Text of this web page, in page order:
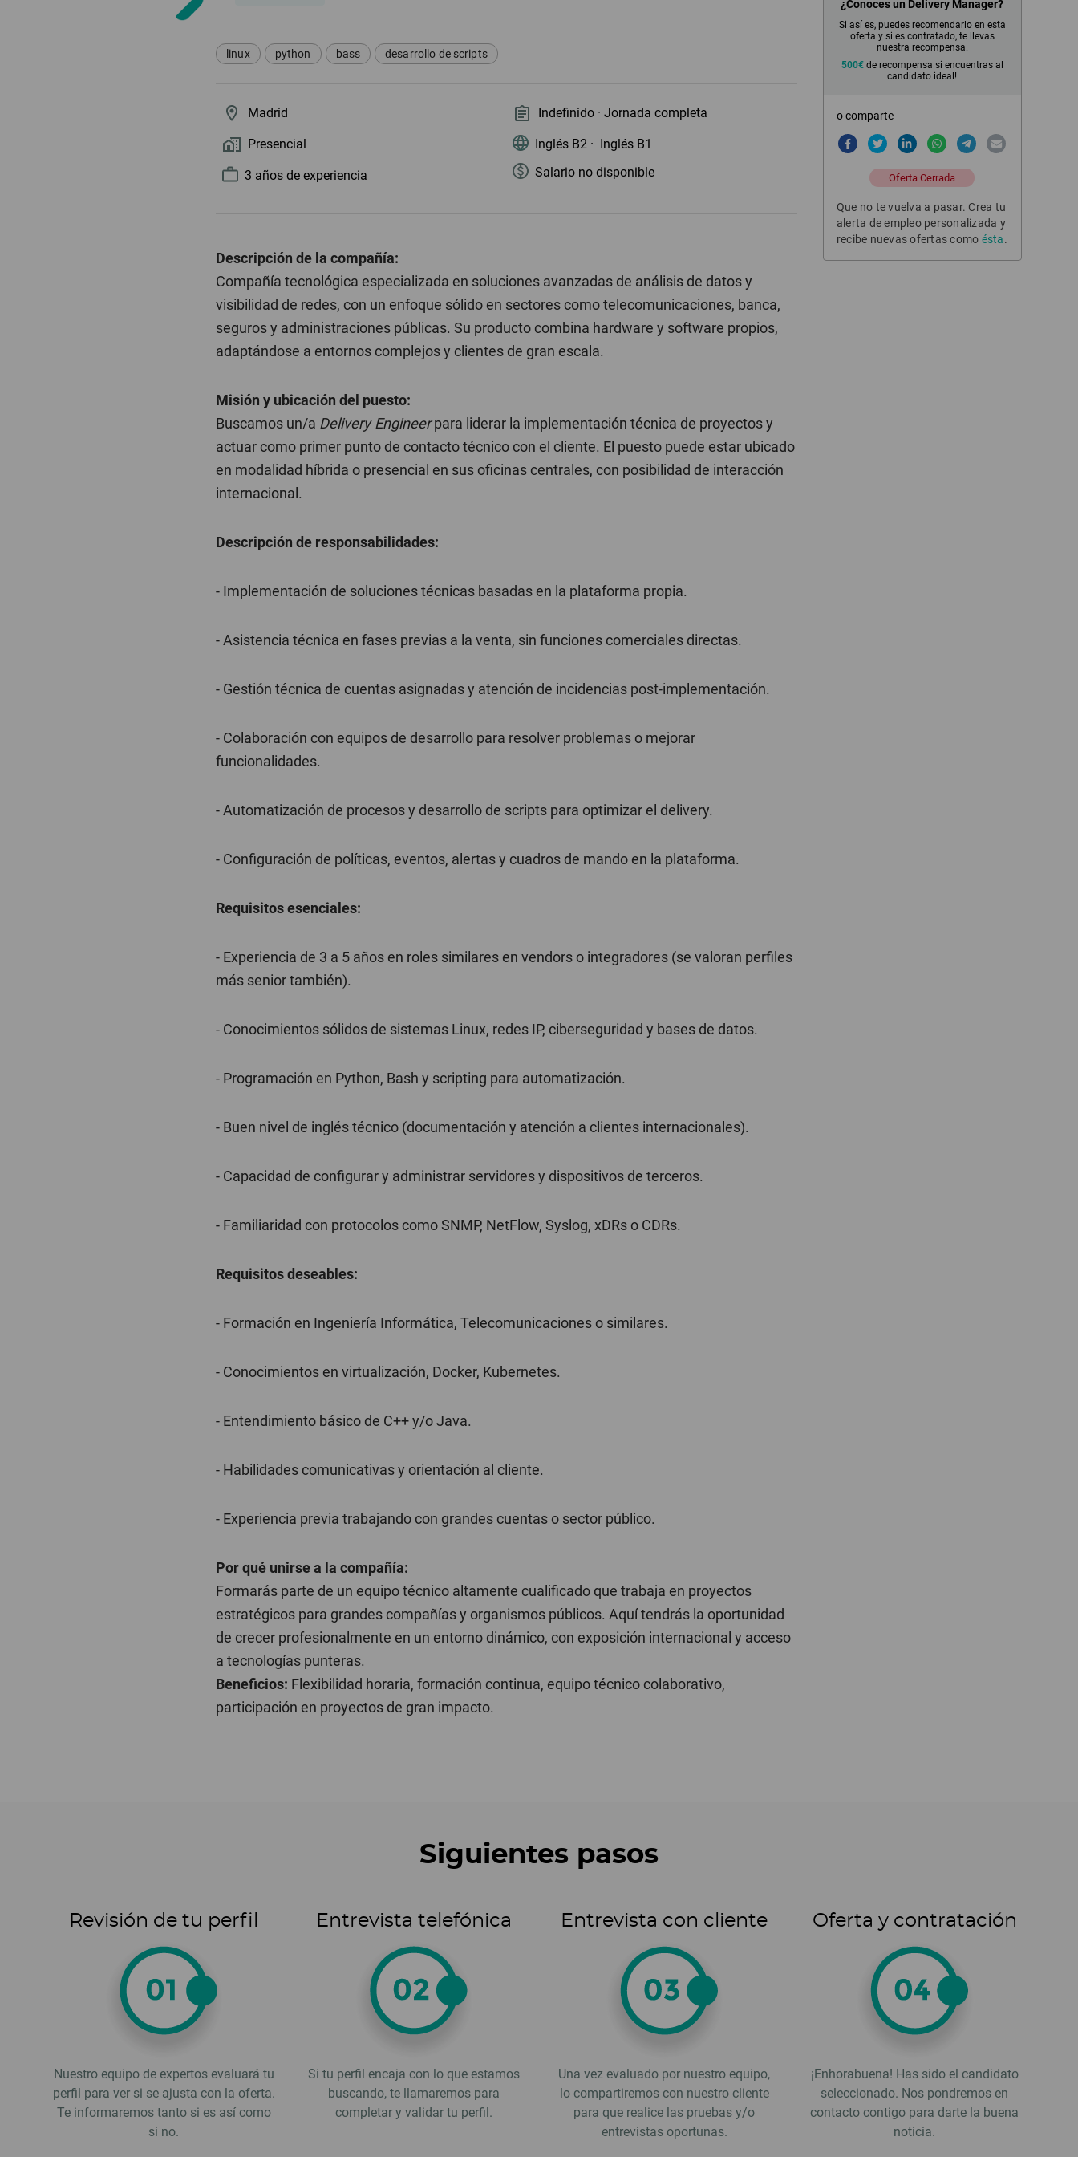
linux python bass desarrollo de scripts
Madrid
Presencial
3 añosde experiencia
Indefinido · Jornada completa
Inglés B2 · Inglés B1
Salario no disponible
Descripción de la compañía:
Compañía tecnológica especializada en soluciones avanzadas de análisis de datos y
visibilidad de redes, con un enfoque sólido en sectores como telecomunicaciones, banca,
seguros y administraciones públicas. Su producto combina hardware y software propios,
adaptándose a entornos complejos y clientes de gran escala.
Misión y ubicación del puesto:
Buscamos un/a Delivery Engineerpara liderar la implementación técnica de proyectos y
actuar como primer punto de contacto técnico con el cliente. El puesto puede estar ubicado
en modalidad híbrida o presencial en sus oficinas centrales, con posibilidad de interacción
internacional.
Descripción de responsabilidades:
- Implementación de soluciones técnicas basadas en la plataforma propia.
- Asistencia técnica en fases previas a la venta, sin funciones comerciales directas.
- Gestión técnica de cuentas asignadas y atención de incidencias post-implementación.
- Colaboración con equipos de desarrollo para resolver problemas o mejorar
funcionalidades.
- Automatización de procesos y desarrollo de scripts para optimizar el delivery.
- Configuración de políticas, eventos, alertas y cuadros de mando en la plataforma.
Requisitos esenciales:
- Experiencia de 3 a 5 años en roles similares en vendors o integradores (se valoran perfiles
más senior también).
- Conocimientos sólidos de sistemas Linux, redes IP, ciberseguridad y bases de datos.
- Programación en Python, Bash y scripting para automatización.
- Buen nivel de inglés técnico (documentación y atención a clientes internacionales).
- Capacidad de configurar y administrar servidores y dispositivos de terceros.
- Familiaridad con protocolos como SNMP, NetFlow, Syslog, xDRs o CDRs.
Requisitos deseables:
- Formación en Ingeniería Informática, Telecomunicaciones o similares.
- Conocimientos en virtualización, Docker, Kubernetes.
- Entendimiento básico de C++ y/o Java.
- Habilidades comunicativas y orientación al cliente.
- Experiencia previa trabajando con grandes cuentas o sector público.
Por qué unirse a la compañía:
Formarás parte de un equipo técnico altamente cualificado que trabaja en proyectos
estratégicos para grandes compañías y organismos públicos. Aquí tendrás la oportunidad
de crecer profesionalmente en un entorno dinámico, con exposición internacional y acceso
a tecnologías punteras.
Beneficios: Flexibilidad horaria, formación continua, equipo técnico colaborativo,
participación en proyectos de gran impacto.
¿Conoces un Delivery Manager?
Si así es, puedes recomendarlo en esta
oferta y si es contratado, te llevas
nuestra recompensa.
500€de recompensa si encuentras al
candidato ideal!
o comparte
Oferta Cerrada
Que no te vuelva a pasar. Crea tu
alerta de empleo personalizada y
recibe nuevas ofertas como ésta.
Siguientes pasos
Revisión de tu perfil
Nuestro equipo de expertos evaluará tu
perfil para ver si se ajusta con la oferta.
Te informaremos tanto si es así como
si no.
Entrevista telefónica
Si tu perfil encaja con lo que estamos
buscando, te llamaremos para
completar y validar tu perfil.
Entrevista con cliente
Una vez evaluado por nuestro equipo,
lo compartiremos con nuestro cliente
para que realice las pruebas y/o
entrevistas oportunas.
Oferta y contratación
¡Enhorabuena! Has sido el candidato
seleccionado. Nos pondremos en
contacto contigo para darte la buena
noticia.